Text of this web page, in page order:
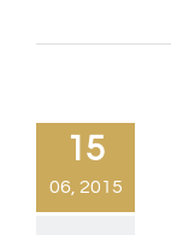
15
06, 2015